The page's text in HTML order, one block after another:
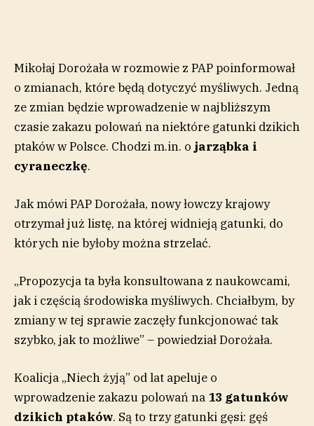
Mikołaj Dorożała w rozmowie z PAP poinformował
o zmianach, które będą dotyczyć myśliwych. Jedną
ze zmian będzie wprowadzenie w najbliższym
czasie zakazu polowań na niektóre gatunki dzikich
ptaków w Polsce. Chodzi m.in. o jarząbka i
cyraneczkę.
Jak mówi PAP Dorożała, nowy łowczy krajowy
otrzymał już listę, na której widnieją gatunki, do
których nie byłoby można strzelać.
„Propozycja ta była konsultowana z naukowcami,
jak i częścią środowiska myśliwych. Chciałbym, by
zmiany w tej sprawie zaczęły funkcjonować tak
szybko, jak to możliwe” – powiedział Dorożała.
Koalicja „Niech żyją” od lat apeluje o
wprowadzenie zakazu polowań na 13 gatunków
dzikich ptaków. Są to trzy gatunki gęsi: gęś